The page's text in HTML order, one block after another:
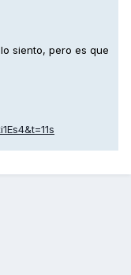
siento, pero es que